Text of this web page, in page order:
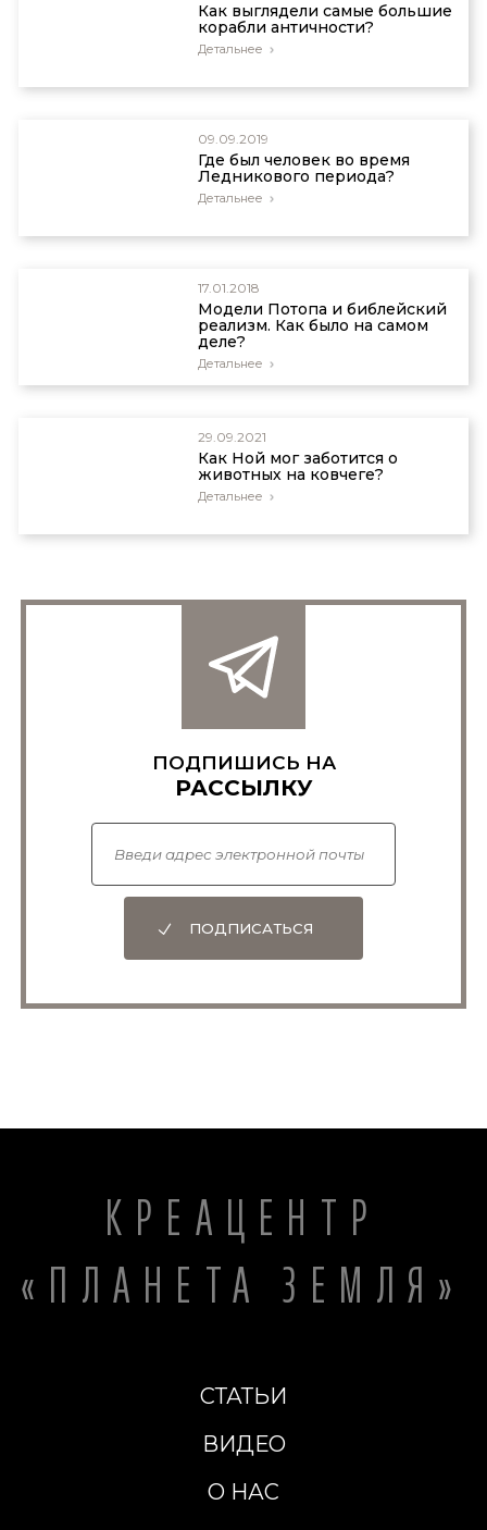
Как выглядели самые большие
корабли античности?
Детальнее
09.09.2019
Где был человек во время
Ледникового периода?
Детальнее
17.01.2018
Модели Потопа и библейский
реализм. Как было на самом
деле?
Детальнее
29.09.2021
Как Ной мог заботится о
животных на ковчеге?
Детальнее
ПОДПИШИСЬ НА
РАССЫЛКУ
ПОДПИСАТЬСЯ
КРЕАЦЕНТР
«ПЛАНЕТА ЗЕМЛЯ»
СТАТЬИ
ВИДЕО
О НАС